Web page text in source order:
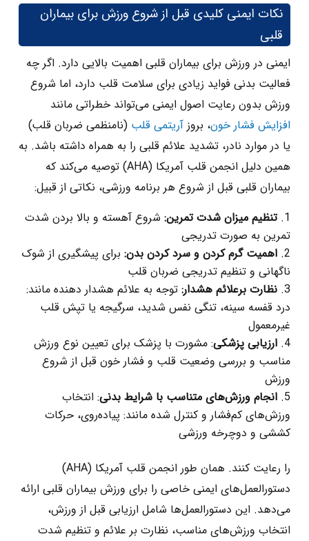
نکات ایمنی کلیدی قبل از شروع ورزش برای بیماران
قلبی
ایمنی در ورزش برای بیماران قلبی اهمیت بالایی دارد. اگر چه
فعالیت بدنی فواید زیادی برای سلامت قلب دارد، اما شروع
ورزش بدون رعایت اصول ایمنی می‌تواند خطراتی مانند
افزایش فشار خون، بروز آریتمی قلب (نامنظمی ضربان قلب)
یا در موارد نادر، تشدید علائم قلبی را به همراه داشته باشد. به
همین دلیل انجمن قلب آمریکا (AHA) توصیه می‌کند که
بیماران قلبی قبل از شروع هر برنامه ورزشی، نکاتی از قبیل:
تنظیم میزان شدت تمرین:شروع آهسته و بالا بردن شدت
تمرین به‌ صورت تدریجی
اهمیت گرم‌ کردن و سرد کردن بدن:برای پیشگیری از شوک
ناگهانی و تنظیم تدریجی ضربان قلب
نظارت برعلائم هشدار:توجه به علائم هشدار دهنده مانند:
درد قفسه سینه، تنگی نفس شدید، سرگیجه یا تپش قلب
غیرمعمول
ارزیابی پزشکی: مشورت با پزشک برای تعیین نوع ورزش
مناسب و بررسی وضعیت قلب و فشار خون قبل از شروع
ورزش
انجام ورزش‌های متناسب با شرایط بدنی: انتخاب
ورزش‌های کم‌فشار و کنترل ‌شده مانند: پیاده‌روی، حرکات
کششی و دوچرخه ورزشی
را رعایت کنند. همان طور انجمن قلب آمریکا (AHA)
دستورالعمل‌های ایمنی خاصی را برای ورزش بیماران قلبی ارائه
می‌دهد. این دستورالعمل‌ها شامل ارزیابی قبل از ورزش،
انتخاب ورزش‌های مناسب، نظارت بر علائم و تنظیم شدت